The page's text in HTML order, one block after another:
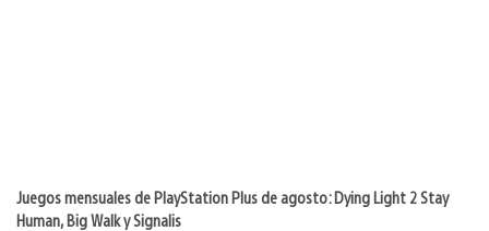
Juegos mensuales de PlayStation Plus de agosto: Dying Light 2 Stay
Human, Big Walk y Signalis